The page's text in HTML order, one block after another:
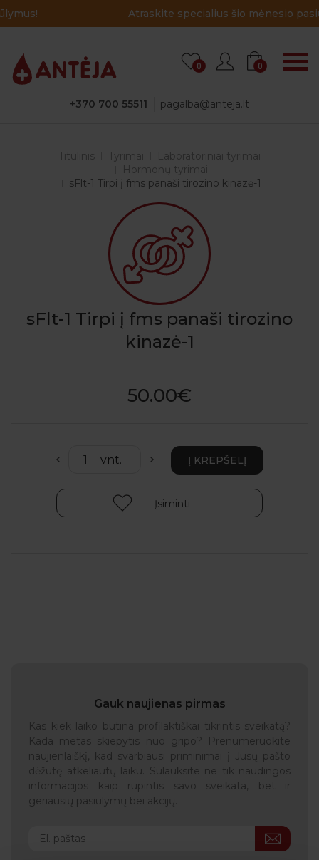
Atraskite specialius šio mėnesio pasiūlymus!
+370 700 55511 pagalba@anteja.lt
0 0
Titulinis Tyrimai
Laboratoriniai tyrimai
Hormonų tyrimai
sFlt-1 Tirpi į fms panaši tirozino kinazė-1
sFlt-1 Tirpi į fms panaši tirozino
kinazė-1
50.00€
Įsiminti
Gauk naujienas pirmas
Kas kiek laiko būtina profilaktiškai tikrintis sveikatą?
Kada metas skiepytis nuo gripo? Prenumeruokite
naujienlaiškį, kad svarbiausi priminimai į Jūsų pašto
dėžutę atkeliautų laiku. Sulauksite ne tik naudingos
informacijos kaip rūpintis savo sveikata, bet ir
geriausių pasiūlymų bei akcijų.